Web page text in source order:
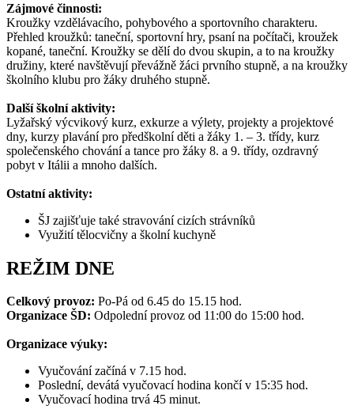
Zájmové činnosti:
Kroužky vzdělávacího, pohybového a sportovního charakteru.
Přehled kroužků: taneční, sportovní hry, psaní na počítači, kroužek
kopané, taneční. Kroužky se dělí do dvou skupin, a to na kroužky
družiny, které navštěvují převážně žáci prvního stupně, a na kroužky
školního klubu pro žáky druhého stupně.
Další školní aktivity:
Lyžařský výcvikový kurz, exkurze a výlety, projekty a projektové
dny, kurzy plavání pro předškolní děti a žáky 1. – 3. třídy, kurz
společenského chování a tance pro žáky 8. a 9. třídy, ozdravný
pobyt v Itálii a mnoho dalších.
Ostatní aktivity:
ŠJ zajišťuje také stravování cizích strávníků
Využití tělocvičny a školní kuchyně
REŽIM DNE
Celkový provoz: Po-Pá od 6.45 do 15.15 hod.
Organizace ŠD: Odpolední provoz od 11:00 do 15:00 hod.
Organizace výuky:
Vyučování začíná v 7.15 hod.
Poslední, devátá vyučovací hodina končí v 15:35 hod.
Vyučovací hodina trvá 45 minut.